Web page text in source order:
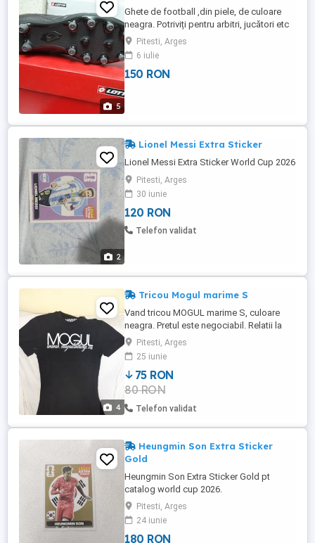
5
Ghete de football ,din piele, de culoare
neagra. Potriviți pentru arbitri, jucători etc
Mărimi disponibile 40.5- 1 buc 41- 7 buc
42- 9 buc 42,5- 10 buc 43-6 buc 43.5- 3
buc PRET 150 RON PERECHEA
Pitesti, Arges
6 iulie
150 RON
2
Lionel Messi Extra Sticker
Lionel Messi Extra Sticker World Cup 2026
Pitesti, Arges
30 iunie
120 RON
Telefon validat
4
Tricou Mogul marime S
Vand tricou MOGUL marime S, culoare
neagra. Pretul este negociabil. Relatii la
telefonul din anunt.
Pitesti, Arges
25 iunie
75 RON
80 RON
Telefon validat
Heungmin Son Extra Sticker
Gold
Heungmin Son Extra Sticker Gold pt
catalog world cup 2026.
Pitesti, Arges
24 iunie
180 RON